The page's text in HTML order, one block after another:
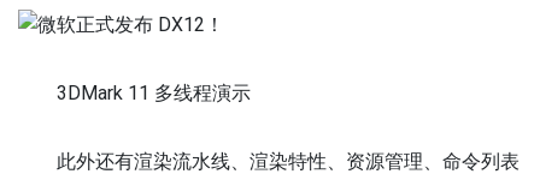
3DMark 11 多线程演示
此外还有渲染流水线、渲染特性、资源管理、命令列表